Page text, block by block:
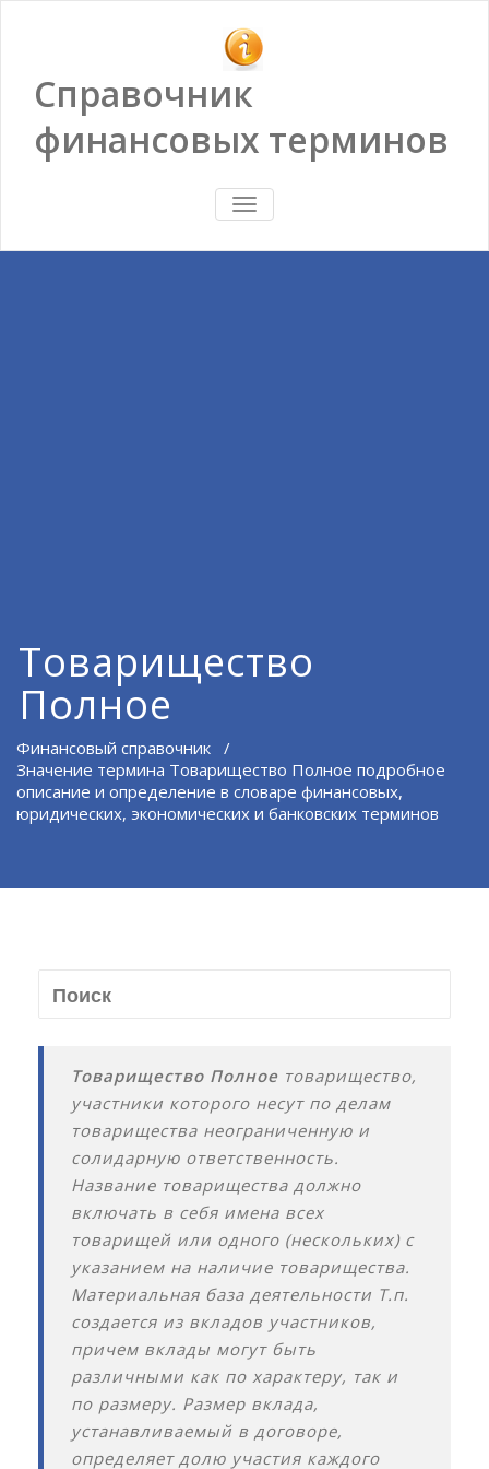
Справочник
финансовых терминов
ПОКАЗАТЬ/
СКРЫТЬ
Товарищество
Полное
Финансовый справочник /
Значение термина Товарищество Полное подробное
описание и определение в словаре финансовых,
юридических, экономических и банковских терминов
Товарищество Полное товарищество,
участники которого несут по делам
товарищества неограниченную и
солидарную ответственность.
Название товарищества должно
включать в себя имена всех
товарищей или одного (нескольких) с
указанием на наличие товарищества.
Материальная база деятельности Т.п.
создается из вкладов участников,
причем вклады могут быть
различными как по характеру, так и
по размеру. Размер вклада,
устанавливаемый в договоре,
определяет долю участия каждого